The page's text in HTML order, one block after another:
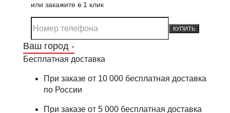
или закажите в 1 клик
КУПИТЬ
Ваш город -
Бесплатная доставка
При заказе от 10 000 бесплатная доставка
по России
При заказе от 5 000 бесплатная доставка